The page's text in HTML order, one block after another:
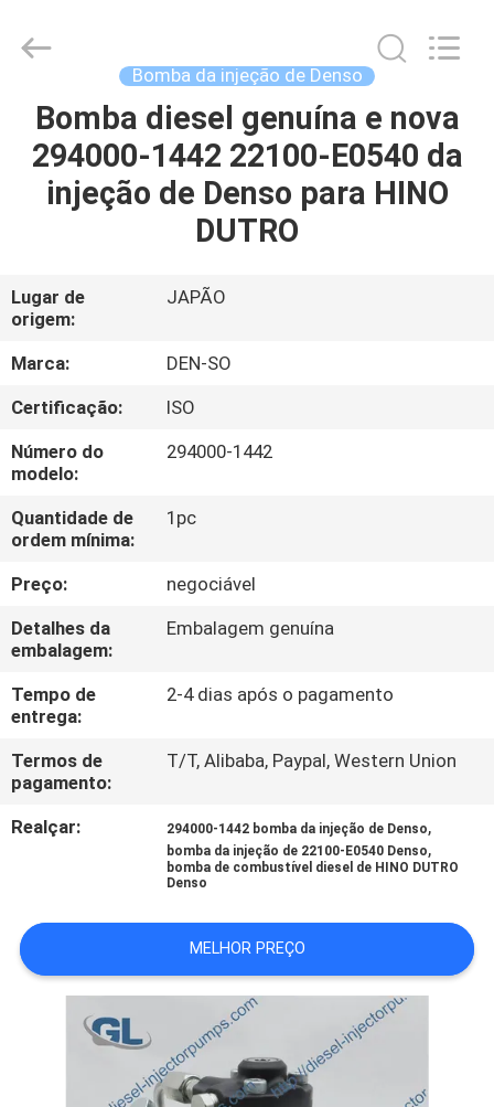
PARA
CASA
VÍDEOS
SOBRE
NÓS
VISITA
À
FÁBRICA
CONTROLE
DE
QUALIDADE
SOLICITE
UM
ORÇAMENTO
DO
SITE
POLÍTICA
Parts
Reserved.
Bomba da injeção de Denso
Bomba diesel genuína e nova
294000-1442 22100-E0540 da
injeção de Denso para HINO
DUTRO
Lugar de
origem:
JAPÃO
Marca:
DEN-SO
Certificação:
ISO
Número do
modelo:
294000-1442
Quantidade de
ordem mínima:
1pc
Preço:
negociável
Detalhes da
embalagem:
Embalagem genuína
Tempo de
entrega:
2-4 dias após o pagamento
Termos de
pagamento:
T/T, Alibaba, Paypal, Western Union
Realçar: 294000-1442 bomba da injeção de Denso,
bomba da injeção de 22100-E0540 Denso,
bomba de combustível diesel de HINO DUTRO
Denso
MELHOR PREÇO